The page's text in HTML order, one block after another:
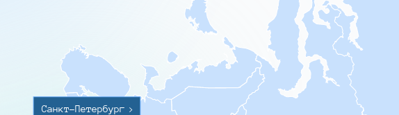
Санкт-Петербург >